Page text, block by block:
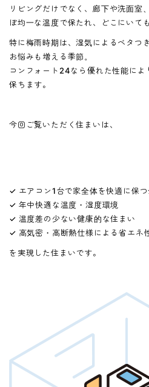
リビングだけでなく、廊下や洗面室
ぼ均一な温度で保たれ、どこにいて
特に梅雨時期は、湿気によるベタつ
お悩みも増える季節。
コンフォート24なら優れた性能によ
保ちます。
今回ご覧いただく住まいは、
✓ エアコン1台で家全体を快適に保
✓ 年中快適な温度・湿度環境
✓ 温度差の少ない健康的な住まい
✓ 高気密・高断熱仕様による省エネ
を実現した住まいです。